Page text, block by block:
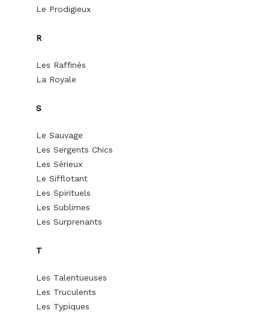
Le Prodigieux
R
Les Raffinés
La Royale
S
Le Sauvage
Les Sergents Chics
Les Sérieux
Le Sifflotant
Les Spirituels
Les Sublimes
Les Surprenants
T
Les Talentueuses
Les Truculents
Les Typiques